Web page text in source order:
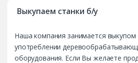
Выкупаем станки б/у
Наша компания занимается
употреблении
оборудования. Если Вы желаете